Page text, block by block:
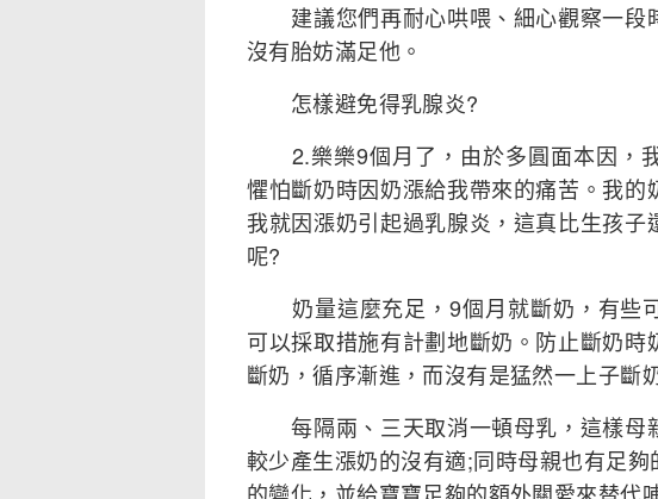
建議您們再耐心哄喂、細心觀察一段
沒有胎妨滿足他。
怎樣避免得乳腺炎?
2.樂樂9個月了，由於多圓面本因，
懼怕斷奶時因奶漲給我帶來的痛苦。我的
我就因漲奶引起過乳腺炎，這真比生孩
呢?
奶量這麼充足，9個月就斷奶，有些
可以採取措施有計劃地斷奶。防止斷奶
斷奶，循序漸進，而沒有是猛然一上子斷
每隔兩、三天取消一頓母乳，這樣母
較少產生漲奶的沒有適;同時母親也有足